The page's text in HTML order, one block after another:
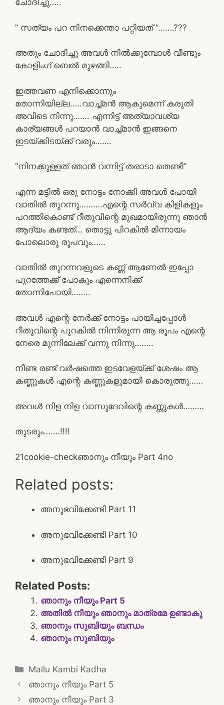
ചോദിച്ചു…..
” സത്യം പറ നിനക്കെന്താ പറ്റിയത് “…….???
അതും ചോദിച്ചു അവൾ നിൽക്കുമ്പോൾ വീണ്ടും
കോളിംഗ് ബെൽ മുഴങ്ങി…..
ഇത്തവണ എനിക്കൊന്നും
തോന്നിയില്ല…..വാച്ച്മൻ ആകുമെന്ന് കരുതി
അവിടെ നിന്നു……. എന്നിട്ട് അത്യാവശ്യ
കാര്യങ്ങൾ പറയാൻ വാച്ച്മാൻ ഇങ്ങനെ
ഇടയ്ക്കിടയ്ക്ക് വരും…….
“നിനക്കുള്ളത് ഞാൻ വന്നിട്ട് തരാടാ തെണ്ടീ”
എന്ന മട്ടിൽ ഒരു നോട്ടം നോക്കി അവൾ പോയി
വാതിൽ തുറന്നു……….എന്റെ സർവ്വ കിളികളും
പറത്തികൊണ്ട് റീതുവിന്റെ മുഖമായിരുന്നു ഞാൻ
ആദ്യം കണ്ടത്… തൊട്ടു പിറകിൽ മിന്നായം
പോലൊരു രൂപവും……
വാതിൽ തുറന്നവളുടെ കണ്ണ് ആണേൽ ഇപ്പോ
പുറത്തേക്ക് പോകും എന്നെനിക്ക്
തോന്നിപോയി……..
അവൾ എന്റെ നേർക്ക് നോട്ടം പായിച്ചപ്പോൾ
റീതുവിന്റെ പുറകിൽ നിന്നിരുന്ന ആ രൂപം എന്റെ
നേരെ മുന്നിലേക്ക് വന്നു നിന്നു……..
നീണ്ട രണ്ട് വർഷത്തെ ഇടവേളയ്ക്ക് ശേഷം ആ
കണ്ണുകൾ എന്റെ കണ്ണുകളുമായി കൊരുത്തു……
അവൾ നിള നിള വാസുദേവിന്റെ കണ്ണുകൾ………
തുടരും…….!!!!
21cookie-checkഞാനും നീയും Part 4no
Related posts:
അനുഭവിക്കേണ്ടി Part 11
അനുഭവിക്കേണ്ടി Part 10
അനുഭവിക്കേണ്ടി Part 9
Related Posts:
ഞാനും നീയും Part 5
അതിൽ നീയും ഞാനും മാത്രമേ ഉണ്ടാകു
ഞാനും സുബിയും ബന്ധം
ഞാനും സുബിയും
Categories
Mallu Kambi Kadha
Post
navigation
ഞാനും നീയും Part 5
ഞാനും നീയും Part 3